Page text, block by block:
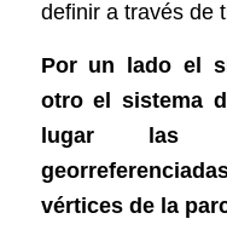
definir a través de
Por un lado el
otro el sistema
lugar las
vértices de la